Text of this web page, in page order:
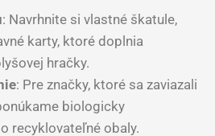
: Navrhnite si vlastné škatule,
karty, ktoré doplnia
hračky.
: Pre značky, ktoré sa zaviazali
biologicky
recyklovateľné obaly.